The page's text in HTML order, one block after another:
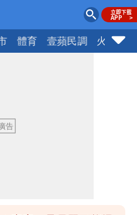
體育 壹蘋民調 火線話
臭到想丟」 內行曝原